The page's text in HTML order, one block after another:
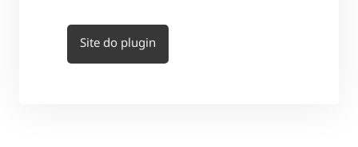
Site do plugin